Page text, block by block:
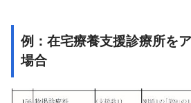
例：在宅療養支援診療所を
場合